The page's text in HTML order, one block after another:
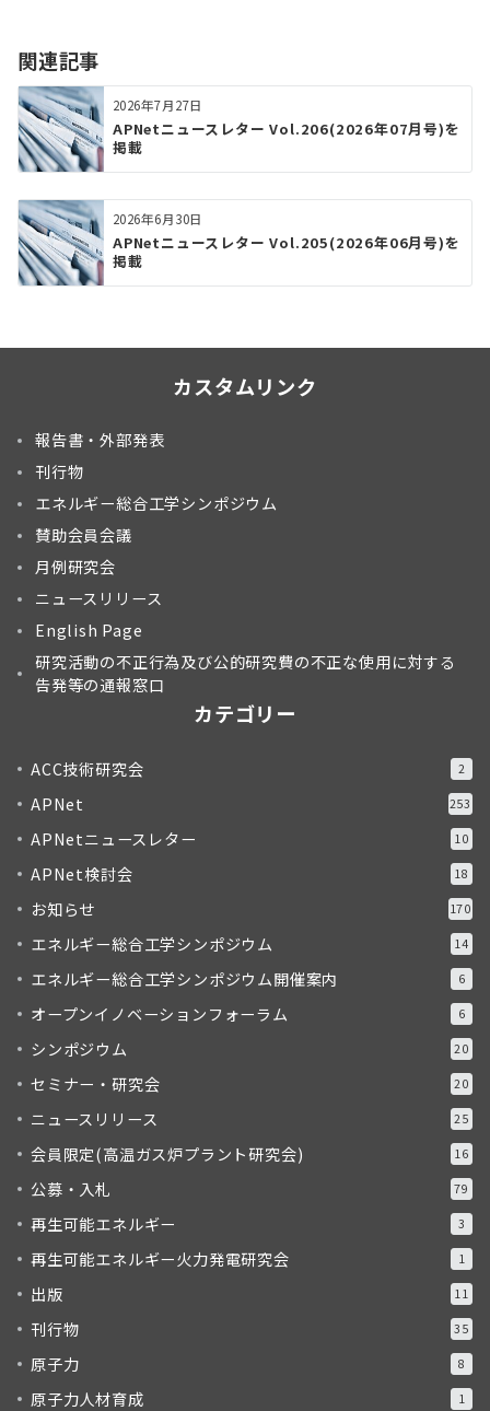
関連記事
2026年7月27日
APNetニュースレター Vol.206(2026年07月号)を
掲載
2026年6月30日
APNetニュースレター Vol.205(2026年06月号)を
掲載
カスタムリンク
報告書・外部発表
刊行物
エネルギー総合工学シンポジウム
賛助会員会議
月例研究会
ニュースリリース
English Page
研究活動の不正行為及び公的研究費の不正な使用に対する
告発等の通報窓口
カテゴリー
ACC技術研究会 2
APNet 253
APNetニュースレター 10
APNet検討会 18
お知らせ 170
エネルギー総合工学シンポジウム 14
エネルギー総合工学シンポジウム開催案内 6
オープンイノベーションフォーラム 6
シンポジウム 20
セミナー・研究会 20
ニュースリリース 25
会員限定(高温ガス炉プラント研究会) 16
公募・入札 79
再生可能エネルギー 3
再生可能エネルギー火力発電研究会 1
出版 11
刊行物 35
原子力 8
原子力人材育成 1